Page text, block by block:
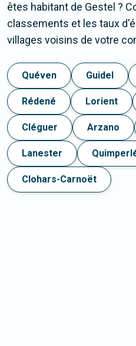
êtes habitant de Gestel ?
classements et les taux
villages voisins de votre
Quéven Guidel
Rédené Lorient
Cléguer Arzano
Lanester
Clohars-Carnoët